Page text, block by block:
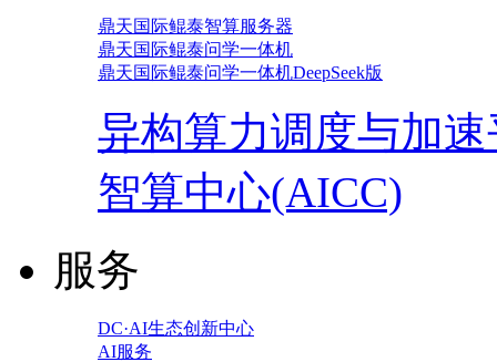
鼎天国际鲲泰智算服务器
鼎天国际鲲泰问学一体机
鼎天国际鲲泰问学一体机DeepSeek版
异构算力调度与加
智算中心(AICC)
服务
DC·AI生态创新中心
AI服务